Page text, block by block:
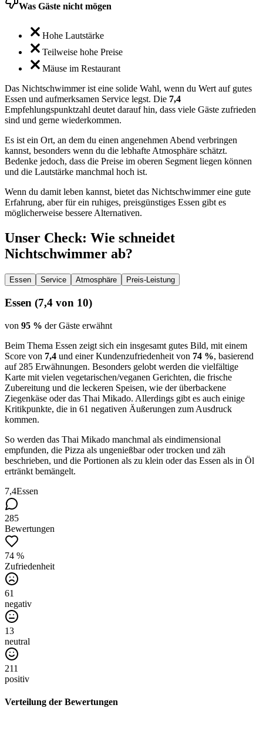
Was Gäste nicht mögen
Hohe Lautstärke
Teilweise hohe Preise
Mäuse im Restaurant
Das Nichtschwimmer ist eine solide Wahl, wenn du Wert auf gutes
Essen und aufmerksamen Service legst. Die 7,4
Empfehlungspunktzahl deutet darauf hin, dass viele Gäste zufrieden
sind und gerne wiederkommen.
Es ist ein Ort, an dem du einen angenehmen Abend verbringen
kannst, besonders wenn du die lebhafte Atmosphäre schätzt.
Bedenke jedoch, dass die Preise im oberen Segment liegen können
und die Lautstärke manchmal hoch ist.
Wenn du damit leben kannst, bietet das Nichtschwimmer eine gute
Erfahrung, aber für ein ruhiges, preisgünstiges Essen gibt es
möglicherweise bessere Alternativen.
Unser Check: Wie schneidet
Nichtschwimmer ab?
Essen Service Atmosphäre Preis-Leistung
Essen (7,4 von 10)
von 95 % der Gäste erwähnt
Beim Thema Essen zeigt sich ein insgesamt gutes Bild, mit einem
Score von 7,4 und einer Kundenzufriedenheit von 74 %, basierend
auf 285 Erwähnungen. Besonders gelobt werden die vielfältige
Karte mit vielen vegetarischen/veganen Gerichten, die frische
Zubereitung und die leckeren Speisen, wie der überbackene
Ziegenkäse oder das Thai Mikado. Allerdings gibt es auch einige
Kritikpunkte, die in 61 negativen Äußerungen zum Ausdruck
kommen.
So werden das Thai Mikado manchmal als eindimensional
empfunden, die Pizza als ungenießbar oder trocken und zäh
beschrieben, und die Portionen als zu klein oder das Essen als in Öl
ertränkt bemängelt.
7,4Essen
285
Bewertungen
74 %
Zufriedenheit
61
negativ
13
neutral
211
positiv
Verteilung der Bewertungen